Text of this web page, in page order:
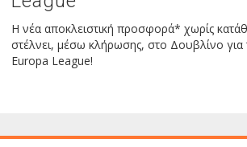
Η νέα αποκλειστική προσφορά* χωρίς
στέλνει, μέσω κλήρωσης, στο Δουβλίνο για
Europa League!